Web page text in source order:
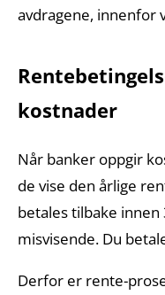
avdragene, innenfor
kostnader
Når banker oppgir
de vise den årlige
betales tilbake
misvisende. Du
Derfor er rente-